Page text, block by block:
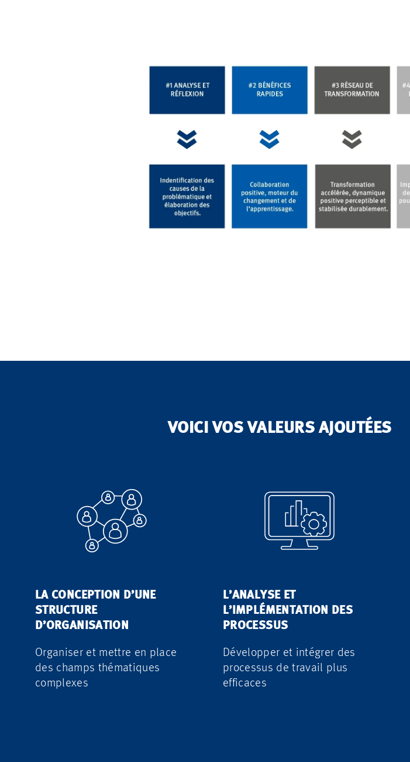
VOICI VOS VALEURS AJOUTÉES
LA CONCEPTION D’UNE
STRUCTURE
D’ORGANISATION
Organiser et mettre en place
des champs thématiques
complexes
L’ANALYSE ET
L’IMPLÉMENTATION DES
PROCESSUS
Développer et intégrer des
processus de travail plus
efficaces